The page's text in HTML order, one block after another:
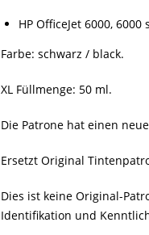
HP OfficeJet 6000,
Farbe: schwarz / black.
XL Füllmenge: 50 ml.
Die Patrone hat einen
Ersetzt Original
Dies ist keine Original-
Identifikation und